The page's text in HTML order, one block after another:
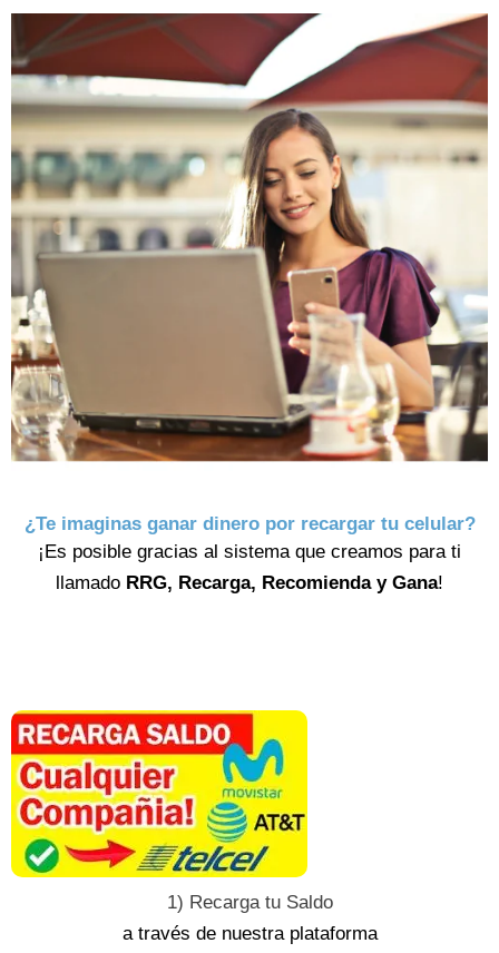
¿Te imaginas ganar dinero por recargar tu celular?
¡Es posible gracias al sistema que creamos para ti
llamado RRG, Recarga, Recomienda y Gana!
1) Recarga tu Saldo
a través de nuestra plataforma